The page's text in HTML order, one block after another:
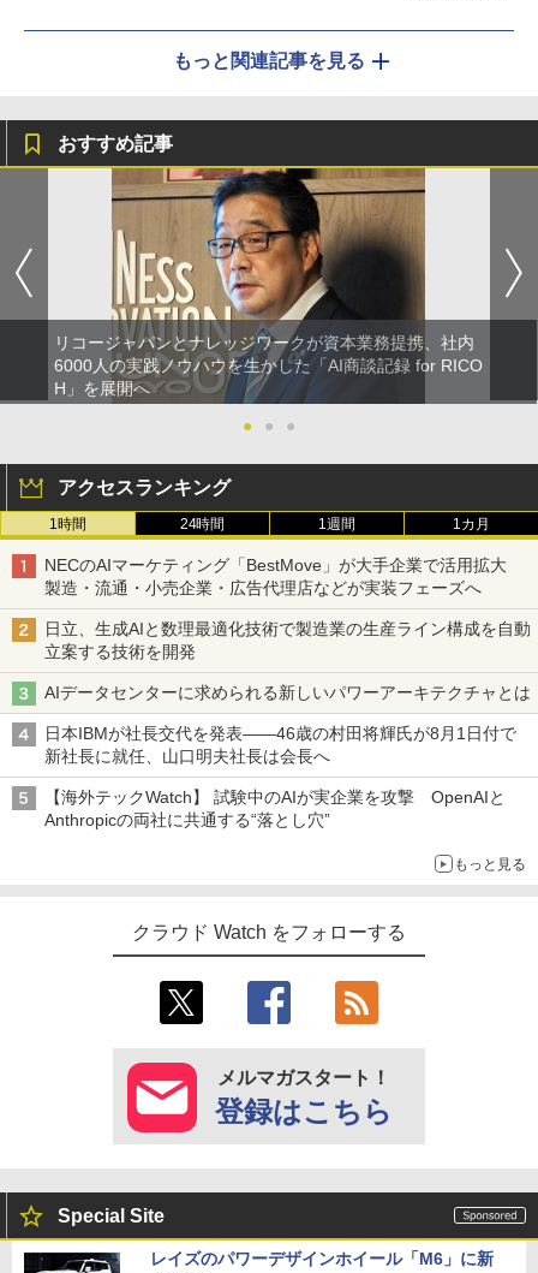
もっと関連記事を見る
おすすめ記事
リコージャパンとナレッジワークが資本業務提携、社内
6000人の実践ノウハウを生かした「AI商談記録 for RICO
H」を展開へ
●
● ●
アクセスランキング
1時間 24時間 1週間 1カ月
NECのAIマーケティング「BestMove」が大手企業で活用拡大
製造・流通・小売企業・広告代理店などが実装フェーズへ
日立、生成AIと数理最適化技術で製造業の生産ライン構成を自動
立案する技術を開発
AIデータセンターに求められる新しいパワーアーキテクチャとは
日本IBMが社長交代を発表――46歳の村田将輝氏が8月1日付で
新社長に就任、山口明夫社長は会長へ
【海外テックWatch】 試験中のAIが実企業を攻撃 OpenAIと
Anthropicの両社に共通する“落とし穴”
もっと見る
クラウド Watch をフォローする
メルマガスタート！
登録はこちら
Special Site
レイズのパワーデザインホイール「M6」に新